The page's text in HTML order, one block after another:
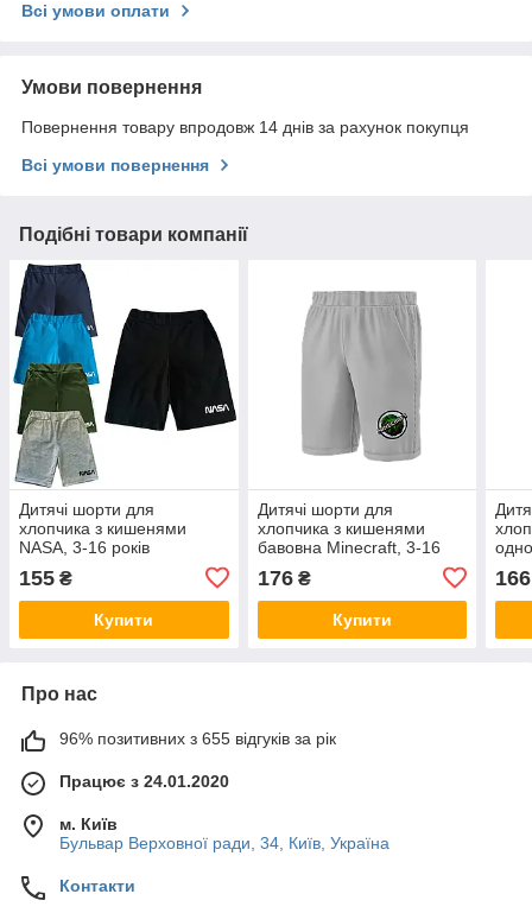
Всі умови оплати
Умови повернення
Повернення товару впродовж 14 днів за рахунок покупця
Всі умови повернення
Подібні товари компанії
Дитячі шорти для
хлопчика з кишенями
NASA, 3-16 років
155 ₴
Купити
Дитячі шорти для
хлопчика з кишенями
бавовна Minecraft, 3-16
176₴
Купити
166
Про нас
96% позитивних з 655 відгуків за рік
Працює з 24.01.2020
м. Київ
Бульвар Верховної ради, 34, Київ, Україна
Контакти